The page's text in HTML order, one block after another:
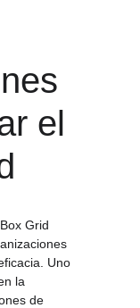
el
Grid
Uno
la
de